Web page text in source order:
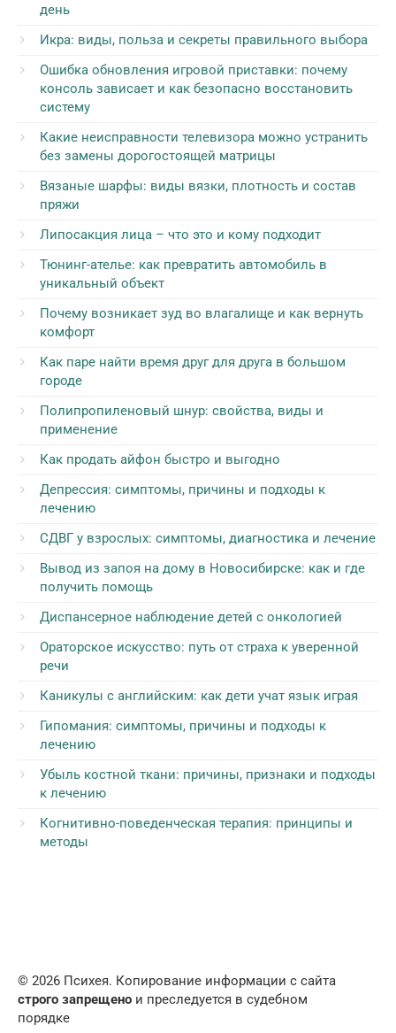
день
Икра: виды, польза и секреты правильного выбора
Ошибка обновления игровой приставки: почему
консоль зависает и как безопасно восстановить
систему
Какие неисправности телевизора можно устранить
без замены дорогостоящей матрицы
Вязаные шарфы: виды вязки, плотность и состав
пряжи
Липосакция лица – что это и кому подходит
Тюнинг-ателье: как превратить автомобиль в
уникальный объект
Почему возникает зуд во влагалище и как вернуть
комфорт
Как паре найти время друг для друга в большом
городе
Полипропиленовый шнур: свойства, виды и
применение
Как продать айфон быстро и выгодно
Депрессия: симптомы, причины и подходы к
лечению
СДВГ у взрослых: симптомы, диагностика и лечение
Вывод из запоя на дому в Новосибирске: как и где
получить помощь
Диспансерное наблюдение детей с онкологией
Ораторское искусство: путь от страха к уверенной
речи
Каникулы с английским: как дети учат язык играя
Гипомания: симптомы, причины и подходы к
лечению
Убыль костной ткани: причины, признаки и подходы
к лечению
Когнитивно-поведенческая терапия: принципы и
методы
© 2026 Психея. Копирование информации с сайта
строго запрещено и преследуется в судебном
порядке